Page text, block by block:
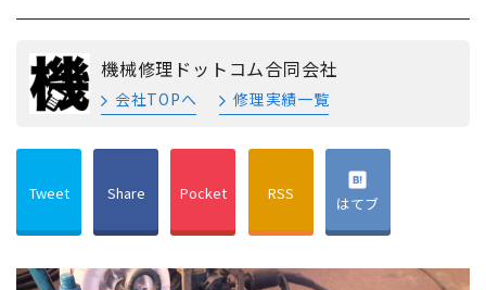
機械修理ドットコム合同会社
会社TOPへ 修理実績一覧
Tweet Share Pocket RSS はてブ